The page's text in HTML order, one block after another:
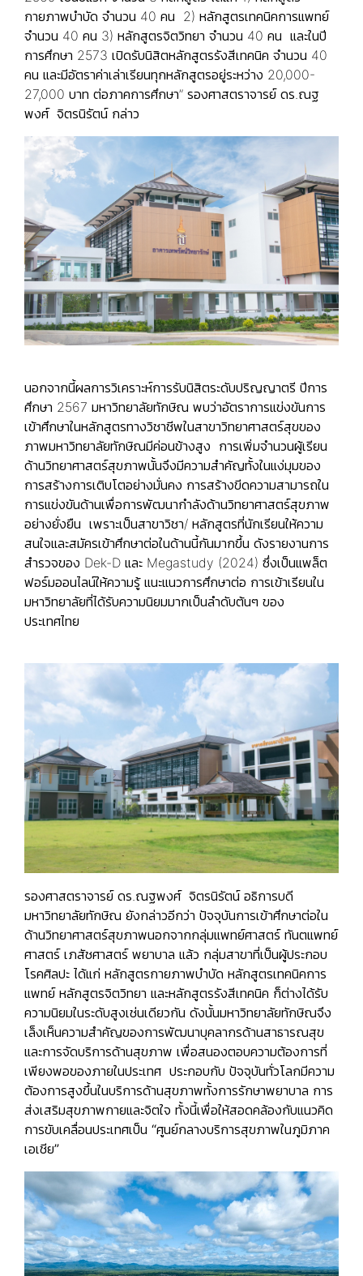
กายภาพบำบัด จำนวน 40 คน 2) หลักสูตรเทคนิคการแพทย์
จำนวน 40 คน 3) หลักสูตรจิตวิทยา จำนวน 40 คน และในปี
การศึกษา 2573 เปิดรับนิสิตหลักสูตรรังสีเทคนิค จำนวน 40
คน และมีอัตราค่าเล่าเรียนทุกหลักสูตรอยู่ระหว่าง 20,000-
27,000 บาท ต่อภาคการศึกษา” รองศาสตราจารย์ ดร.ณฐ
พงศ์ จิตรนิรัตน์ กล่าว
นอกจากนี้ผลการวิเคราะห์การรับนิสิตระดับปริญญาตรี ปีการ
ศึกษา 2567 มหาวิทยาลัยทักษิณ พบว่าอัตราการแข่งขันการ
เข้าศึกษาในหลักสูตรทางวิชาชีพในสาขาวิทยาศาสตร์สุขของ
ภาพมหาวิทยาลัยทักษิณมีค่อนข้างสูง การเพิ่มจำนวนผู้เรียน
ด้านวิทยาศาสตร์สุขภาพนั้นจึงมีความสำคัญทั้งในแง่มุมของ
การสร้างการเติบโตอย่างมั่นคง การสร้างขีดความสามารถใน
การแข่งขันด้านเพื่อการพัฒนากำลังด้านวิทยาศาสตร์สุขภาพ
อย่างยั่งยืน เพราะเป็นสาขาวิชา/ หลักสูตรที่นักเรียนให้ความ
สนใจและสมัครเข้าศึกษาต่อในด้านนี้กันมากขึ้น ดังรายงานการ
สำรวจของ Dek-D และ Megastudy (2024) ซึ่งเป็นแพล็ต
ฟอร์มออนไลน์ให้ความรู้ แนะแนวการศึกษาต่อ การเข้าเรียนใน
มหาวิทยาลัยที่ได้รับความนิยมมากเป็นลำดับต้นๆ ของ
ประเทศไทย
รองศาสตราจารย์ ดร.ณฐพงศ์ จิตรนิรัตน์ อธิการบดี
มหาวิทยาลัยทักษิณ ยังกล่าวอีกว่า ปัจจุบันการเข้าศึกษาต่อใน
ด้านวิทยาศาสตร์สุขภาพนอกจากกลุ่มแพทย์ศาสตร์ ทันตแพทย์
ศาสตร์ เภสัชศาสตร์ พยาบาล แล้ว กลุ่มสาขาที่เป็นผู้ประกอบ
โรคศิลปะ ได้แก่ หลักสูตรกายภาพบำบัด หลักสูตรเทคนิคการ
แพทย์ หลักสูตรจิตวิทยา และหลักสูตรรังสีเทคนิค ก็ต่างได้รับ
ความนิยมในระดับสูงเช่นเดียวกัน ดังนั้นมหาวิทยาลัยทักษิณจึง
เล็งเห็นความสำคัญของการพัฒนาบุคลากรด้านสาธารณสุข
และการจัดบริการด้านสุขภาพ เพื่อสนองตอบความต้องการที่
เพียงพอของภายในประเทศ ประกอบกับ ปัจจุบันทั่วโลกมีความ
ต้องการสูงขึ้นในบริการด้านสุขภาพทั้งการรักษาพยาบาล การ
ส่งเสริมสุขภาพกายและจิตใจ ทั้งนี้เพื่อให้สอดคล้องกับแนวคิด
การขับเคลื่อนประเทศเป็น “ศูนย์กลางบริการสุขภาพในภูมิภาค
เอเชีย”